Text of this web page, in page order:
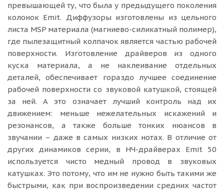
превышающей ту, что была у предыдущего поколения
колонок Emit. Диффузоры изготовлены из цельного
листа MSP материала (магниево-силикатный полимер),
где пылезащитный колпачок является частью рабочей
поверхности. Изготовление драйверов из одного
куска материала, а не наклеивание отдельных
деталей, обеспечивает гораздо лучшее соединение
рабочей поверхности со звуковой катушкой, стоящей
за ней. А это означает лучший контроль над их
движением: меньше нежелательных искажений и
резонансов, а также больше тонких нюансов в
звучании – даже в самых низких нотах. В отличие от
других динамиков серии, в НЧ-драйверах Emit 50
используется чисто медный провод в звуковых
катушках. Это потому, что им не нужно быть такими же
быстрыми, как при воспроизведении средних частот